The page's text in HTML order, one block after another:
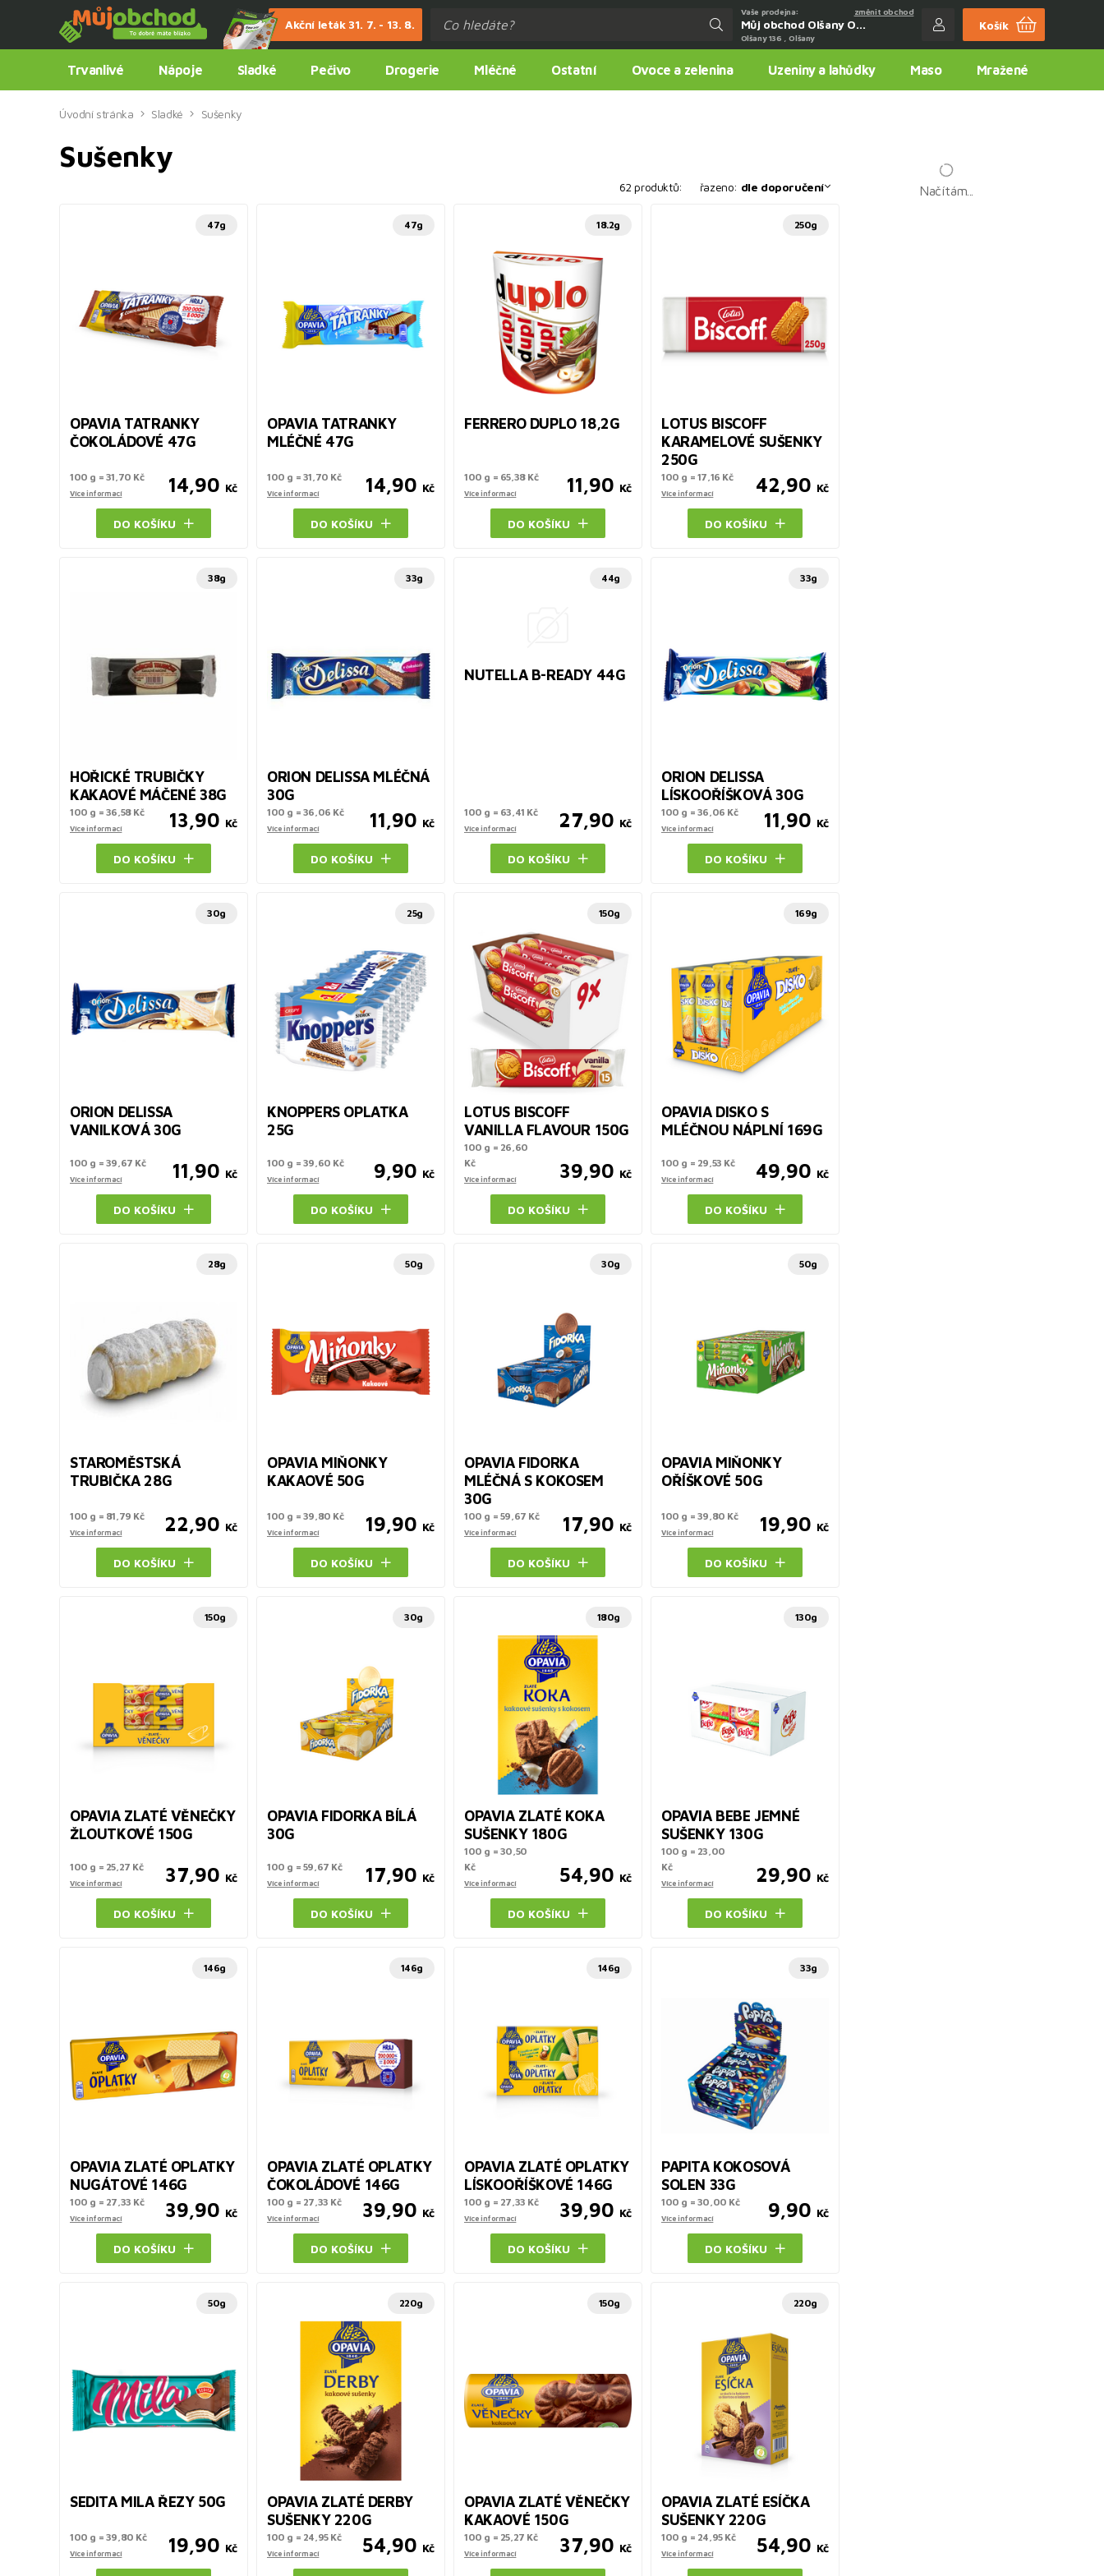
Akční leták 31. 7. - 13. 8.
Vaše prodejna: změnit obchod
Můj obchod Olšany Obchůdek u Marušky
Olšany 136 , Olšany
Košík
Trvanlivé Nápoje Sladké Pečivo Drogerie Mléčné Ostatní Ovoce a zelenina Uzeniny a lahůdky Maso Mražené
Úvodní stránka Sladké Sušenky
Sušenky
62 produktů: řazeno: dle doporučení
47g
OPAVIA TATRANKY
ČOKOLÁDOVÉ 47G
100 g = 31,70 Kč
Více informací 14,90 Kč
DO KOŠÍKU
47g
OPAVIA TATRANKY
MLÉČNÉ 47G
100 g = 31,70 Kč
Více informací 14,90 Kč
DO KOŠÍKU
18.2g
FERRERO DUPLO 18,2G
100 g = 65,38 Kč
Více informací 11,90 Kč
DO KOŠÍKU
250g
LOTUS BISCOFF
KARAMELOVÉ SUŠENKY
250G
100 g = 17,16 Kč
Více informací 42,90 Kč
DO KOŠÍKU
38g
HOŘICKÉ TRUBIČKY
KAKAOVÉ MÁČENÉ 38G
100 g = 36,58 Kč
Více informací 13,90 Kč
DO KOŠÍKU
33g
ORION DELISSA MLÉČNÁ
30G
100 g = 36,06 Kč
Více informací 11,90 Kč
DO KOŠÍKU
44g
NUTELLA B-READY 44G
100 g = 63,41 Kč
Více informací 27,90 Kč
DO KOŠÍKU
33g
ORION DELISSA
LÍSKOOŘÍŠKOVÁ 30G
100 g = 36,06 Kč
Více informací 11,90 Kč
DO KOŠÍKU
30g
ORION DELISSA
VANILKOVÁ 30G
100 g = 39,67 Kč
Více informací 11,90 Kč
DO KOŠÍKU
25g
KNOPPERS OPLATKA
25G
100 g = 39,60 Kč
Více informací 9,90 Kč
DO KOŠÍKU
150g
LOTUS BISCOFF
VANILLA FLAVOUR 150G
100 g = 26,60
Kč
Více informací 39,90 Kč
DO KOŠÍKU
169g
OPAVIA DISKO S
MLÉČNOU NÁPLNÍ 169G
100 g = 29,53 Kč
Více informací 49,90 Kč
DO KOŠÍKU
28g
STAROMĚSTSKÁ
TRUBIČKA 28G
100 g = 81,79 Kč
Více informací 22,90 Kč
DO KOŠÍKU
50g
OPAVIA MIŇONKY
KAKAOVÉ 50G
100 g = 39,80 Kč
Více informací 19,90 Kč
DO KOŠÍKU
30g
OPAVIA FIDORKA
MLÉČNÁ S KOKOSEM
30G
100 g = 59,67 Kč
Více informací 17,90 Kč
DO KOŠÍKU
50g
OPAVIA MIŇONKY
OŘÍŠKOVÉ 50G
100 g = 39,80 Kč
Více informací 19,90 Kč
DO KOŠÍKU
150g
OPAVIA ZLATÉ VĚNEČKY
ŽLOUTKOVÉ 150G
100 g = 25,27 Kč
Více informací 37,90 Kč
DO KOŠÍKU
30g
OPAVIA FIDORKA BÍLÁ
30G
100 g = 59,67 Kč
Více informací 17,90 Kč
DO KOŠÍKU
180g
OPAVIA ZLATÉ KOKA
SUŠENKY 180G
100 g = 30,50
Kč
Více informací 54,90 Kč
DO KOŠÍKU
130g
OPAVIA BEBE JEMNÉ
SUŠENKY 130G
100 g = 23,00
Kč
Více informací 29,90 Kč
DO KOŠÍKU
146g
OPAVIA ZLATÉ OPLATKY
NUGÁTOVÉ 146G
100 g = 27,33 Kč
Více informací 39,90 Kč
DO KOŠÍKU
146g
OPAVIA ZLATÉ OPLATKY
ČOKOLÁDOVÉ 146G
100 g = 27,33 Kč
Více informací 39,90 Kč
DO KOŠÍKU
146g
OPAVIA ZLATÉ OPLATKY
LÍSKOOŘÍŠKOVÉ 146G
100 g = 27,33 Kč
Více informací 39,90 Kč
DO KOŠÍKU
33g
PAPITA KOKOSOVÁ
SOLEN 33G
100 g = 30,00 Kč
Více informací 9,90 Kč
DO KOŠÍKU
50g
SEDITA MILA ŘEZY 50G
100 g = 39,80 Kč
Více informací 19,90 Kč
220g
OPAVIA ZLATÉ DERBY
SUŠENKY 220G
100 g = 24,95 Kč
Více informací 54,90 Kč
150g
OPAVIA ZLATÉ VĚNEČKY
KAKAOVÉ 150G
100 g = 25,27 Kč
Více informací 37,90 Kč
220g
OPAVIA ZLATÉ ESÍČKA
SUŠENKY 220G
100 g = 24,95 Kč
Více informací 54,90 Kč
Načítám...